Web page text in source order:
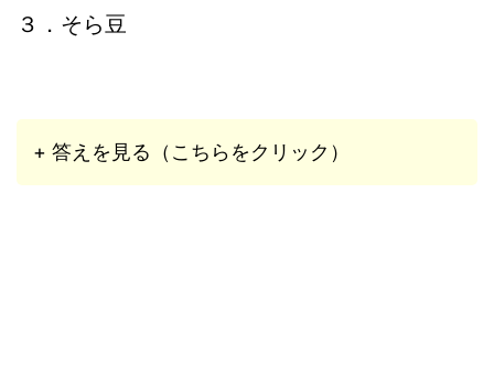
３．そら豆
+ 答えを見る（こちらをクリック）